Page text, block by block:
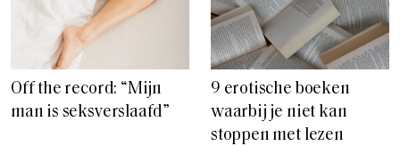
Off the record: “Mijn
man is seksverslaafd”
9 erotische boeken
waarbij je niet kan
stoppen met lezen